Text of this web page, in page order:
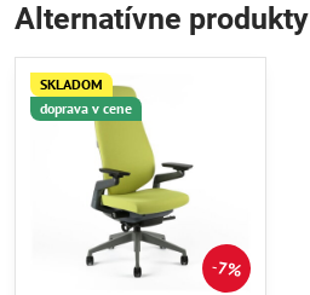
Alternatívne produkty
7%
SKLADOM
doprava v cene